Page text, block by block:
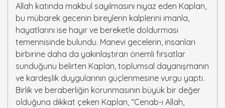
Allah katında makbul sayılmasını niyaz eden Kaplan,
bu mübarek gecenin bireylerin kalplerini imanla,
hayatlarını ise hayır ve bereketle doldurması
temennisinde bulundu. Manevi gecelerin, insanları
birbirine daha da yakınlaştıran önemli fırsatlar
sunduğunu belirten Kaplan, toplumsal dayanışmanın
ve kardeşlik duygularının güçlenmesine vurgu yaptı.
Birlik ve beraberliğin korunmasının büyük bir değer
olduğuna dikkat çeken Kaplan, “Cenab-ı Allah,